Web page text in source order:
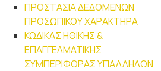
ΠΡΟΣΤΑΣΙΑ ΔΕΔΟΜΕΝΩΝ
ΠΡΟΣΩΠΙΚΟΥ ΧΑΡΑΚΤΗΡΑ
ΚΩΔΙΚΑΣ ΗΘΙΚΗΣ &
ΕΠΑΓΓΕΛΜΑΤΙΚΗΣ
ΣΥΜΠΕΡΙΦΟΡΑΣ ΥΠΑΛΛΗΛΩΝ